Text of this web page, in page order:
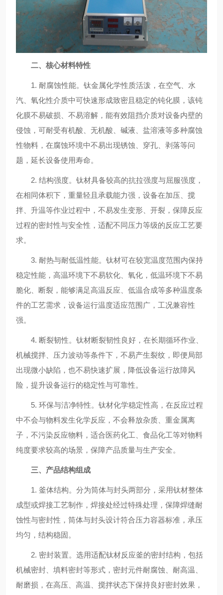
二、核心材料特性
1. 耐腐蚀性能。钛金属化学性质活泼，在空气、水
汽、氧化性介质中可快速形成致密且稳定的钝化膜，该钝
化膜不易破损、不易溶解，能有效阻挡介质对设备内壁的
侵蚀，可耐受有机酸、无机酸、碱液、盐溶液等多种腐蚀
性物料，在腐蚀环境中不易出现锈蚀、穿孔、剥落等问
题，延长设备使用寿命。
2. 结构强度。钛材具备较高的抗拉强度与屈服强度，
在相同体积下，重量轻且承载能力强，设备在加压、搅
拌、升温等作业过程中，不易发生变形、开裂，保障反应
过程的密封性与安全性，适配不同压力等级的反应工艺要
求。
3. 耐热与耐低温性能。钛材可在较宽温度范围内保持
稳定性能，高温环境下不易软化、氧化，低温环境下不易
脆化、断裂，能够满足高温反应、低温合成等多种温度条
件的工艺需求，设备运行温度适应范围广，工况兼容性
强。
4. 断裂韧性。钛材断裂韧性良好，在长期循环作业、
机械搅拌、压力波动等条件下，不易产生裂纹，即便局部
出现微小缺陷，也不易快速扩展，降低设备运行故障风
险，提升设备运行的稳定性与可靠性。
5. 环保与洁净特性。钛材化学稳定性高，在反应过程
中不会与物料发生化学反应，不会释放杂质、重金属离
子，不污染反应物料，适合医药化工、食品化工等对物料
纯度要求较高的场景，保障产品质量与生产安全。
三、产品结构组成
1. 釜体结构。分为筒体与封头两部分，采用钛材整体
成型或焊接工艺制作，焊接处经过特殊处理，保障焊缝耐
蚀性与密封性，筒体与封头设计符合压力容器标准，承压
均匀，结构稳固。
2. 密封装置。选用适配钛材反应釜的密封结构，包括
机械密封、填料密封等形式，密封元件耐腐蚀、耐高温、
耐磨损，在高压、高温、搅拌状态下保持良好密封效果，